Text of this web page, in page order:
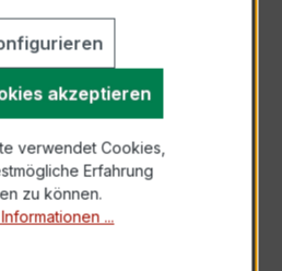
PDF exportieren
5A 15VA Kl.0,5 ist ein
akzeptieren
verwendet Cookies,
Erfahrung
zu können.
...